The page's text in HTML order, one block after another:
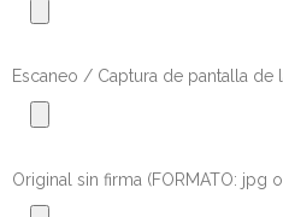
Escaneo / Captura de pantalla de
Original sin firma (FORMATO: jpg